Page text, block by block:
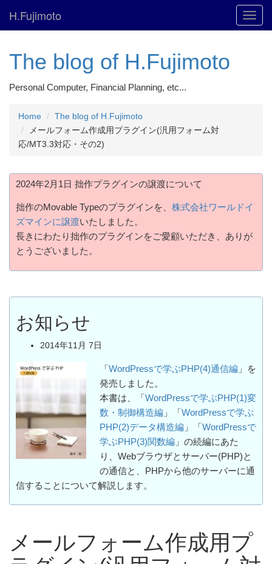
H.Fujimoto
The blog of H.Fujimoto
Personal Computer, Financial Planning, etc...
Home
The blog of H.Fujimoto
メールフォーム作成用プラグイン(汎用フォーム対
応/MT3.3対応・その2)
2024年2月1日 拙作プラグインの譲渡について
拙作のMovable Typeのプラグインを、 株式会社ワールドイ
ズマインに譲渡いたしました。
長きにわたり拙作のプラグインをご愛顧いただき、ありが
とうございました。
お知らせ
2014年11月 7日
「 WordPressで学ぶPHP(4)通信編 」を
発売しました。
本書は、「 WordPressで学ぶPHP(1)変
数・制御構造編 」「 WordPressで学ぶ
PHP(2)データ構造編 」「 WordPressで
学ぶPHP(3)関数編 」の続編にあた
り、Webブラウザとサーバー(PHP)と
の通信と、PHPから他のサーバーに通
信することについて解説します。
メールフォーム作成用プ